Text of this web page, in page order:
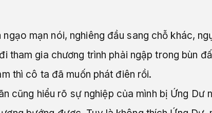
mạn nói, nghiêng đầu sang chỗ khác,
tham gia chương trình phải ngập trong bùn
thì cô ta đã muốn phát điên rồi.
cũng hiểu rõ sự nghiệp của mình bị Ứng Dư